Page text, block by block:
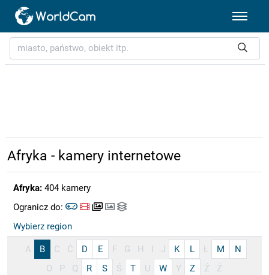
Afryka - kamery internetowe
Afryka:404 kamery
Ogranicz do:
Wybierz region
A B C Ć D E F G H I J K L Ł M
N
O
P Q R S Ś T U W Y Z Ź Ż